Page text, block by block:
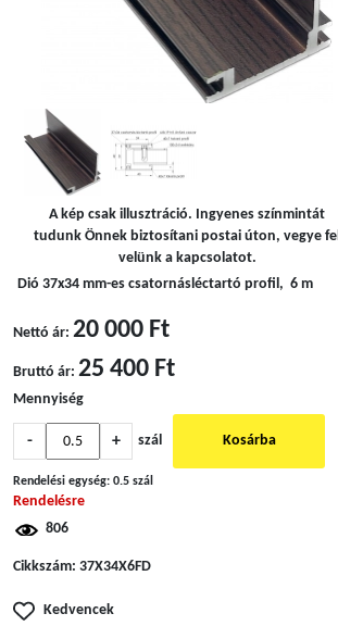
A kép csak illusztráció. Ingyenes színmintát
tudunk Önnek biztosítani postai úton, vegye fel
velünk a kapcsolatot.
Dió 37x34 mm-es csatornásléctartó profil, 6 m
Nettó ár: 20 000 Ft
Bruttó ár: 25 400 Ft
Mennyiség
- + szál Kosárba
Rendelési egység: 0.5 szál
Rendelésre
806
Cikkszám: 37X34X6FD
Kedvencek